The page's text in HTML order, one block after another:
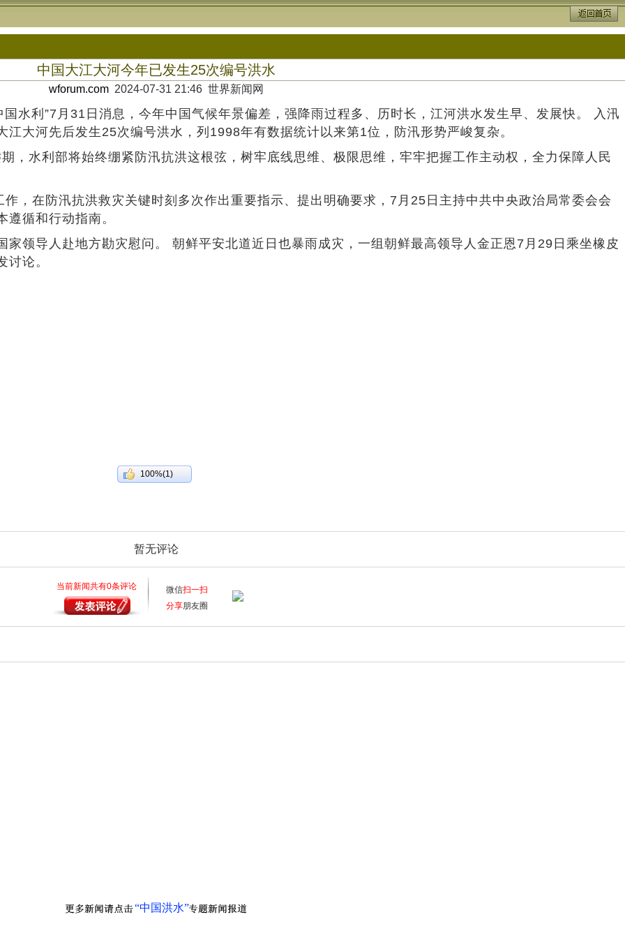
中国大江大河今年已发生25次编号洪水
wforum.com 2024-07-31 21:46 世界新闻网
水利”7月31日消息，今年中国气候年景偏差，强降雨过程多、历时长，江河洪水发生早、发展快。 入汛
大河先后发生25次编号洪水，列1998年有数据统计以来第1位，防汛形势严峻复杂。
，水利部将始终绷紧防汛抗洪这根弦，树牢底线思维、极限思维，牢牢把握工作主动权，全力保障人民
，在防汛抗洪救灾关键时刻多次作出重要指示、提出明确要求，7月25日主持中共中央政治局常委会会
循和行动指南。
领导人赴地方勘灾慰问。 朝鲜平安北道近日也暴雨成灾，一组朝鲜最高领导人金正恩7月29日乘坐橡皮
论。
100%(1)
暂无评论
当前新闻共有0条评论 微信扫一扫
分享朋友圈
“中国洪水”